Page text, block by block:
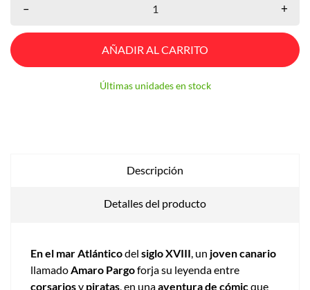
– +
AÑADIR AL CARRITO
Últimas unidades en stock
Descripción
Detalles del producto
En el mar Atlánticodel siglo XVIII, un joven canario
llamadoAmaro Pargoforja su leyenda entre
corsariosy piratas, en unaaventura de cómicque